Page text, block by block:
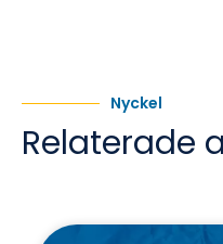
Nyckel
Relaterade